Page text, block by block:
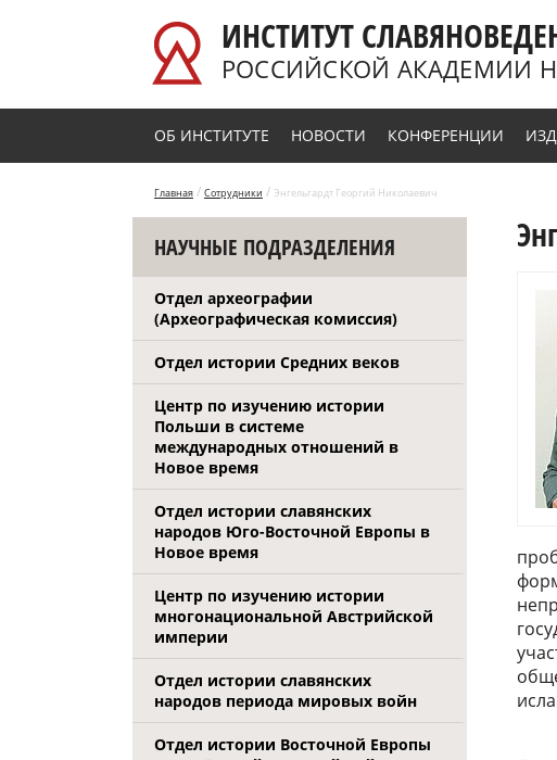
ИНСТИТУТ
РОССИЙСКОЙ АКАДЕМИИ
ОБ ИНСТИТУТЕ НОВОСТИ КОНФЕРЕНЦИИ
Главная / Сотрудники / Энгельгардт Георгий Николаевич
НАУЧНЫЕ ПОДРАЗДЕЛЕНИЯ
Отдел археографии
(Археографическая комиссия)
Отдел истории Средних веков
Центр по изучению истории
Польши в системе
международных отношений в
Новое время
Отдел истории славянских
народов Юго-Восточной Европы в
Новое время
Центр по изучению истории
многонациональной Австрийской
империи
Отдел истории славянских
народов периода мировых войн
Отдел истории Восточной Европы